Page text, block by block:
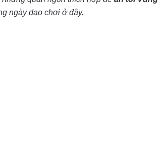
ngày dạo chơi ở đây.